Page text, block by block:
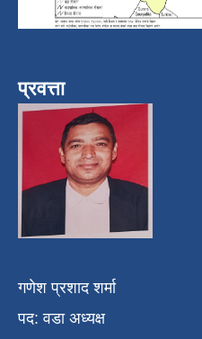
प्रवत्ता
गणेश प्रशाद शर्मा
पद: वडा अध्यक्ष